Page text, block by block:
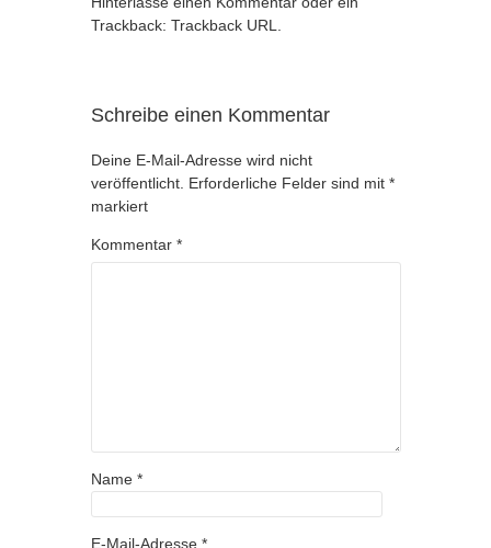
Trackback: Trackback URL
Schreibe einen Kommentar
Deine E-Mail-Adresse wird nicht
veröffentlicht. Erforderliche Felder sind mit *
markiert
Kommentar *
Name *
E-Mail-Adresse *